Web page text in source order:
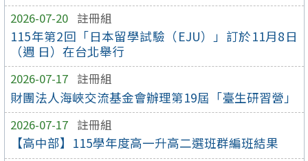
2026-07-20 註冊組
115年第2回「日本留學試驗（EJU）」訂於11月8日
（週 日）在台北舉行
2026-07-17 註冊組
財團法人海峽交流基金會辦理第19屆「臺生研習營」
2026-07-17 註冊組
【高中部】115學年度高一升高二選班群編班結果